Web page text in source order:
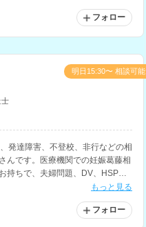
フォロー
士
発達障害、不登校、非行などの相
んです。医療機関での妊娠葛藤相
持ちで、夫婦問題、DV、HSP、
タルヘルスの相談も得意とされて
もっと見る
フォロー
明日15:30〜 相談可能